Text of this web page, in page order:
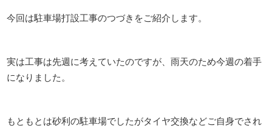
今回は駐車場打設工事のつづきをご紹介します。
実は工事は先週に考えていたのですが、雨天のため今週の着手
になりました。
もともとは砂利の駐車場でしたがタイヤ交換などご自身でされ